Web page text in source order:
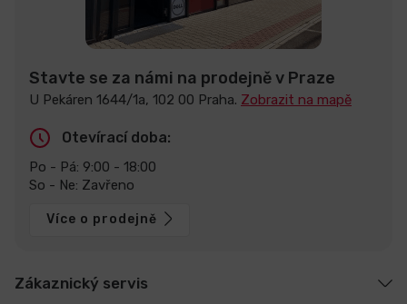
Stavte se za námi na prodejně v Praze
U Pekáren 1644/1a, 102 00 Praha. Zobrazit na mapě
Otevírací doba:
Po - Pá: 9:00 - 18:00
So - Ne: Zavřeno
Více o prodejně
Zákaznický servis